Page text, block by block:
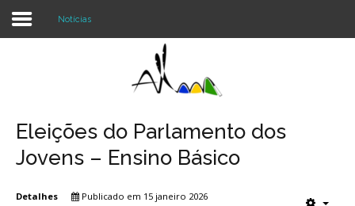
Register
Notícias
Eleições do Parlamento dos
Jovens – Ensino Básico
Detalhes Publicado em 15 janeiro 2026